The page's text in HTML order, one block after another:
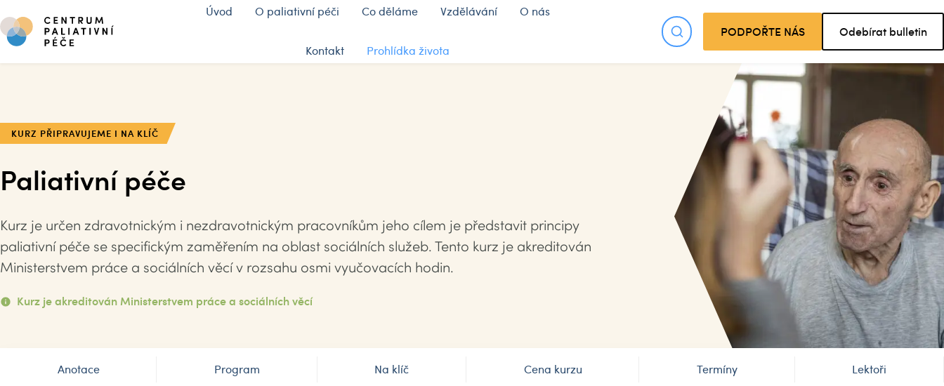
Úvod O paliativní péči Co děláme Vzdělávání O nás
Kontakt Prohlídka života
PODPOŘTE NÁS Odebírat bulletin
KURZ PŘIPRAVUJEME I NA KLÍČ
Paliativní péče
Kurz je určen zdravotnickým i nezdravotnickým pracovníkům jeho cílem je představit principy
paliativní péče se specifickým zaměřením na oblast sociálních služeb. Tento kurz je akreditován
Ministerstvem práce a sociálních věcí v rozsahu osmi vyučovacích hodin.
Kurz je akreditován Ministerstvem práce a sociálních věcí
Anotace Program Na klíč Cena kurzu Termíny Lektoři